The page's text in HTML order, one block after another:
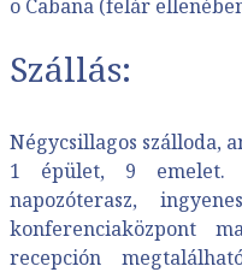
o Cabana (felár
Szállás:
Négycsillagos szálloda,
1 épület, 9 emelet.
napozóterasz,
konferenciaközpont
recepción